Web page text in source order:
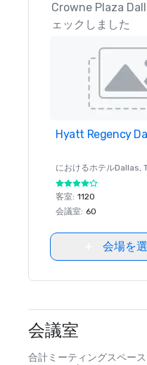
Crowne Plaza
ェックしました
Removed from
Hyatt Regency
におけるホテルDallas,
客室: 1120
会議室: 60
会場を
会議室
合計ミーティングスペース